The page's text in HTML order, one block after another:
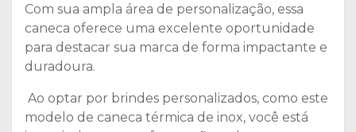
Com sua ampla área de personalização, essa
caneca oferece uma excelente oportunidade
para destacar sua marca de forma impactante e
duradoura.
Ao optar por brindes personalizados, como este
modelo de caneca térmica de inox, você está